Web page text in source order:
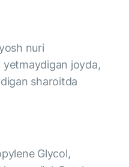
nuri
yetmaydigan joyda,
sharoitda
Glycol,